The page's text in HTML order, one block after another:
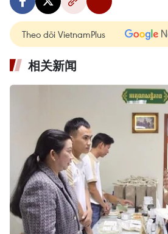
Theo dõi VietnamPlus
相关新闻